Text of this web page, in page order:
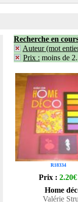
Recherche en
Auteur (mot
Prix : moins de
R18334
Prix : 2.20€
Home
Valérie